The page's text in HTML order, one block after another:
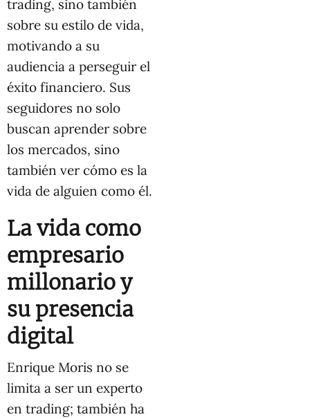
trading, sino también
sobre su estilo de vida,
motivando a su
audiencia a perseguir el
éxito financiero. Sus
seguidores no solo
buscan aprender sobre
los mercados, sino
también ver cómo es la
vida de alguien como él.
La vida como
empresario
millonario y
su presencia
digital
Enrique Moris no se
limita a ser un experto
en trading; también ha